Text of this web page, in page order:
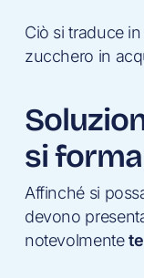
Ciò si traduce
zucchero in
si forma
Affinché si
devono
notevolmente